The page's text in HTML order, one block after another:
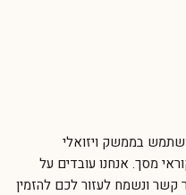
בממשק ויזואלי
מסך. אנחנו עובדים על
קשר ונשמח לעזור לכם להזמין